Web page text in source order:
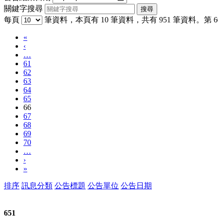
關鍵字搜尋
每頁
筆資料，本頁有 10 筆資料，共有 951 筆資料。第
«
‹
…
61
62
63
64
65
66
67
68
69
70
…
›
»
排序 訊息分類 公告標題 公告單位 公告日期
651